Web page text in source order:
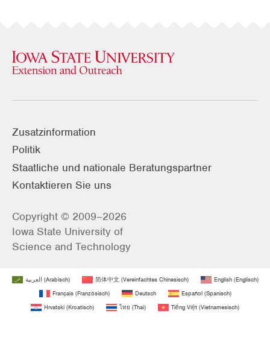
Zusatzinformation
Politik
Staatliche und nationale Beratungspartner
Kontaktieren Sie uns
Copyright © 2009–2026
Iowa State University of
Science and Technology
العربية (Arabisch) 简体中文(Vereinfachtes Chinesisch) English(Englisch)
Français(Französisch) Deutsch Español(Spanisch)
Hrvatski (Kroatisch) ไทย (Thai) Tiếng Việt (Vietnamesisch)